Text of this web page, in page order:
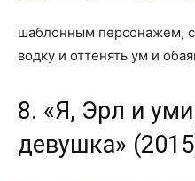
шаблонным персонажем,
водку и оттенять ум и
8. «Я, Эрл и
девушка»